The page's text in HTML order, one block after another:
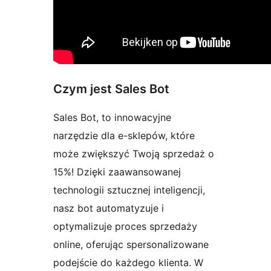
Czym jest Sales Bot
Sales Bot, to innowacyjne
narzędzie dla e-sklepów, które
może zwiększyć Twoją sprzedaż o
15%! Dzięki zaawansowanej
technologii sztucznej inteligencji,
nasz bot automatyzuje i
optymalizuje proces sprzedaży
online, oferując spersonalizowane
podejście do każdego klienta. W